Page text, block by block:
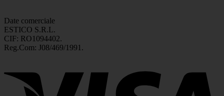
Date comerciale
ESTICO S.R.L.
CIF: RO1094402.
Reg.Com: J08/469/1991.